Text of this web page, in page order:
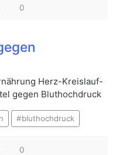
0
Herz-Kreislauf-
gegen Bluthochdruck
bluthochdruck
0